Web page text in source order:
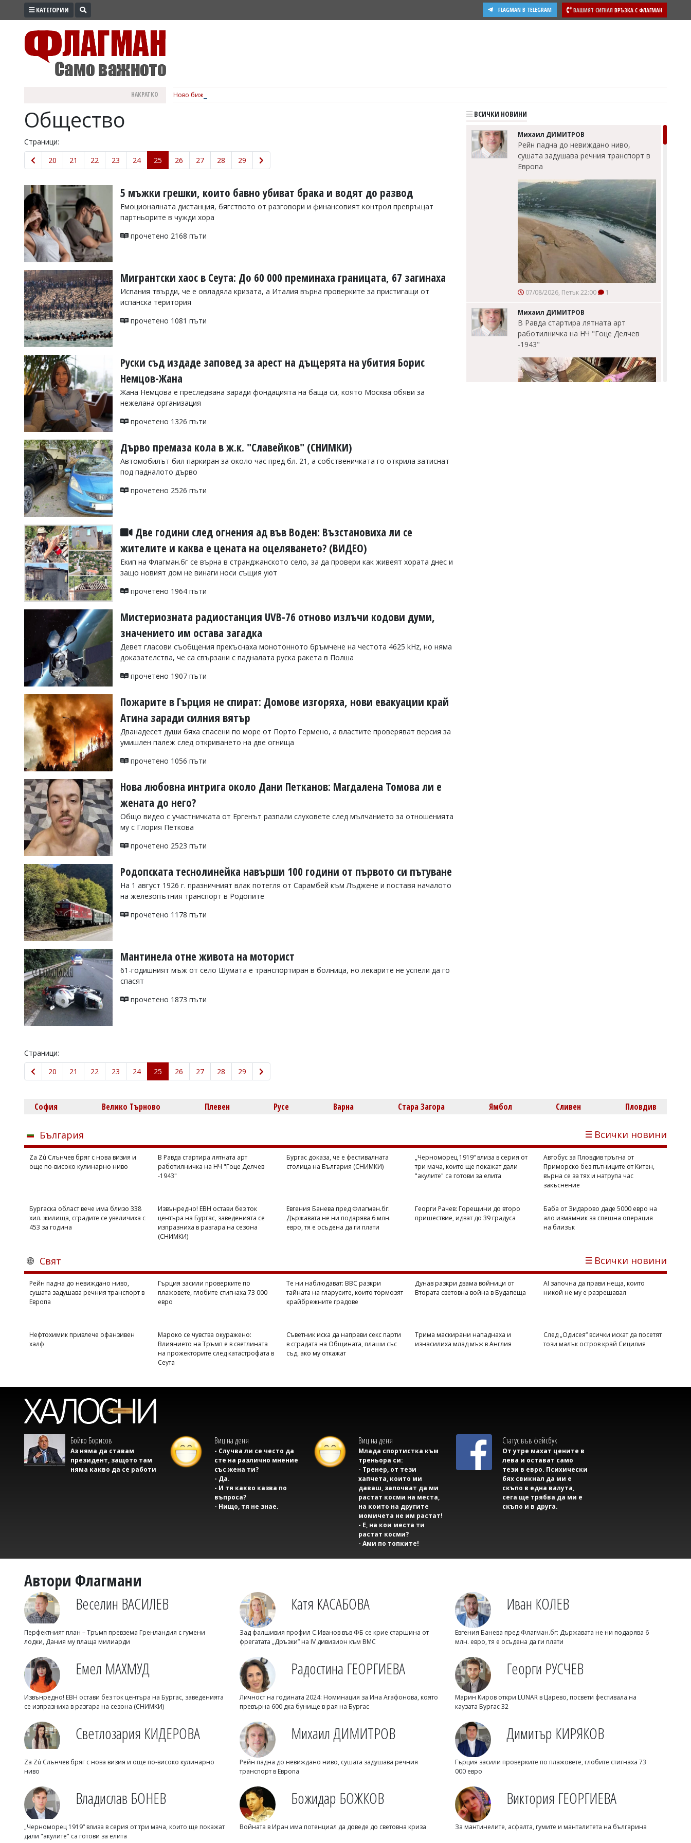
ПРОМО
КУЛТУРА
ЗДРАВЕ
ПОЛИТИКА
ОБЩИНИ
ОБЩЕСТВО
ЛАЙФСТАЙЛ
ВОЙНАТА
УКРАЙНА
СПОРТ
РАЗСЛЕДВАНЕ
БИЗНЕС
Управители:
Веселин
Василев,
v.vasilev@flagman.bg
Касабова,
k.kassabova@flagman.bg
редактор:
Колев,
office@flagman.bg
Коментарите
статиите
въвеждат
читателите
редакцията
отговорност
откриете
сигнализирайте
КАТЕГОРИИ ВАШИЯТ СИГНАЛ ВРЪЗКА С ФЛАГМАН
FLAGMAN В TELEGRAM
НАКРАТКО Ново бижу в сърцето на Бургас - официално откриха бутиков хотел „EFES“, вижте подробности
Общество
Страници:
20
21 22 23 24 25 26 27 28 29
5 мъжки грешки, които бавно убиват брака и водят до развод
Емоционалната дистанция, бягството от разговори и финансовият контрол превръщат
партньорите в чужди хора
прочетено 2168 пъти
Мигрантски хаос в Сеута: До 60 000 преминаха границата, 67 загинаха
Испания твърди, че е овладяла кризата, а Италия върна проверките за пристигащи от
испанска територия
прочетено 1081 пъти
Руски съд издаде заповед за арест на дъщерята на убития Борис
Немцов-Жана
Жана Немцова е преследвана заради фондацията на баща си, която Москва обяви за
нежелана организация
прочетено 1326 пъти
Дърво премаза кола в ж.к. "Славейков" (СНИМКИ)
Автомобилът бил паркиран за около час пред бл. 21, а собственичката го открила затиснат
под падналото дърво
прочетено 2526 пъти
Две години след огнения ад във Воден: Възстановиха ли се
жителите и каква е цената на оцеляването? (ВИДЕО)
Екип на Флагман.бг се върна в странджанското село, за да провери как живеят хората днес и
защо новият дом не винаги носи същия уют
прочетено 1964 пъти
Мистериозната радиостанция UVB-76 отново излъчи кодови думи,
значението им остава загадка
Девет гласови съобщения прекъснаха монотонното бръмчене на честота 4625 kHz, но няма
доказателства, че са свързани с падналата руска ракета в Полша
прочетено 1907 пъти
Пожарите в Гърция не спират: Домове изгоряха, нови евакуации край
Атина заради силния вятър
Дванадесет души бяха спасени по море от Порто Гермено, а властите проверяват версия за
умишлен палеж след откриването на две огнища
прочетено 1056 пъти
Нова любовна интрига около Дани Петканов: Магдалена Томова ли е
жената до него?
Общо видео с участничката от Ергенът разпали слуховете след мълчанието за отношенията
му с Глория Петкова
прочетено 2523 пъти
Родопската теснолинейка навърши 100 години от първото си пътуване
На 1 август 1926 г. празничният влак потегля от Сарамбей към Лъджене и поставя началото
на железопътния транспорт в Родопите
прочетено 1178 пъти
Мантинела отне живота на моторист
61-годишният мъж от село Шумата е транспортиран в болница, но лекарите не успели да го
спасят
прочетено 1873 пъти
Страници:
20
21 22 23 24 25 26 27 28 29
ВСИЧКИ НОВИНИ
Михаил ДИМИТРОВ
Рейн падна до невиждано ниво,
сушата задушава речния транспорт в
Европа
07/08/2026, Петък 22:00 1
Михаил ДИМИТРОВ
В Равда стартира лятната арт
работилничка на НЧ "Гоце Делчев
-1943"
07/08/2026, Петък 19:31 2
Димитър КИРЯКОВ
Бургаска област вече има близо 338
хил. жилища, сградите се увеличиха с
Мароко се чувства окуражено:
Влиянието на Тръмп е в светлината
07/08/2026, Петък 18:31
07/08/2026, Петък 17:30
Трима маскирани нападнаха и
София Велико Търново Плевен Русе Варна Стара Загора Ямбол Сливен Пловдив
България Всички новини
Za Zú Слънчев бряг с нова визия и
още по-високо кулинарно ниво
В Равда стартира лятната арт
работилничка на НЧ "Гоце Делчев
-1943"
Бургас доказа, че е фестивалната
столица на България (СНИМКИ)
„Черноморец 1919“ влиза в серия от
три мача, които ще покажат дали
"акулите" са готови за елита
Автобус за Пловдив тръгна от
Приморско без пътниците от Китен,
върна се за тях и натрупа час
закъснение
Бургаска област вече има близо 338
хил. жилища, сградите се увеличиха с
453 за година
Извънредно! ЕВН остави без ток
центъра на Бургас, заведенията се
изпразниха в разгара на сезона
(СНИМКИ)
Евгения Банева пред Флагман.бг:
Държавата не ни подарява 6 млн.
евро, тя е осъдена да ги плати
Георги Рачев: Горещини до второ
пришествие, идват до 39 градуса
Баба от Зидарово даде 5000 евро на
ало измамник за спешна операция
на близък
Свят Всички новини
Рейн падна до невиждано ниво,
сушата задушава речния транспорт в
Европа
Гърция засили проверките по
плажовете, глобите стигнаха 73 000
евро
Те ни наблюдават: BBC разкри
тайната на гларусите, които тормозят
крайбрежните градове
Дунав разкри двама войници от
Втората световна война в Будапеща
AI започна да прави неща, които
никой не му е разрешавал
Нефтохимик привлече офанзивен
халф
Мароко се чувства окуражено:
Влиянието на Тръмп е в светлината
на прожекторите след катастрофата в
Сеута
Съветник иска да направи секс парти
в сградата на Общината, плаши със
съд, ако му откажат
Трима маскирани нападнаха и
изнасилиха млад мъж в Англия
След „Одисея“ всички искат да посетят
този малък остров край Сицилия
Бойко Борисов
Аз няма да ставам
президент, защото там
няма какво да се работи
Виц на деня
- Случва ли се често да
сте на различно мнение
със жена ти?
- Да.
- И тя какво казва по
въпроса?
- Нищо, тя не знае.
Виц на деня
Млада спортистка към
треньора си:
- Тренер, от тези
хапчета, които ми
даваш, започват да ми
растат косми на места,
на които на другите
момичета не им растат!
- Е, на кои места ти
растат косми?
- Ами по топките!
Статус във фейсбук
От утре махат цените в
лева и остават само
тези в евро. Психически
бях свикнал да ми е
скъпо в една валута,
сега ще трябва да ми е
скъпо и в друга.
Автори Флагмани
Веселин ВАСИЛЕВ
Перфектният план – Тръмп превзема Гренландия с гумени
лодки, Дания му плаща милиарди
Катя КАСАБОВА
Зад фалшивия профил С.Иванов във ФБ се крие старшина от
фрегатата „Дръзки” на IV дивизион към ВМС
Иван КОЛЕВ
Евгения Банева пред Флагман.бг: Държавата не ни подарява 6
млн. евро, тя е осъдена да ги плати
Емел МАХМУД
Извънредно! ЕВН остави без ток центъра на Бургас, заведенията
се изпразниха в разгара на сезона (СНИМКИ)
Радостина ГЕОРГИЕВА
Личност на годината 2024: Номинация за Ина Агафонова, която
превърна 600 дка бунище в рая на Бургас
Георги РУСЧЕВ
Марин Киров откри LUNAR в Царево, посвети фестивала на
каузата Бургас 32
Светлозария КИДЕРОВА
Za Zú Слънчев бряг с нова визия и още по-високо кулинарно
ниво
Михаил ДИМИТРОВ
Рейн падна до невиждано ниво, сушата задушава речния
транспорт в Европа
Димитър КИРЯКОВ
Гърция засили проверките по плажовете, глобите стигнаха 73
000 евро
Владислав БОНЕВ
„Черноморец 1919“ влиза в серия от три мача, които ще покажат
дали "акулите" са готови за елита
Божидар БОЖКОВ
Войната в Иран има потенциал да доведе до световна криза
Виктория ГЕОРГИЕВА
За мантинелите, асфалта, гумите и манталитета на българина